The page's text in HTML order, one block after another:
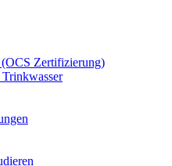
Zertifizierung)